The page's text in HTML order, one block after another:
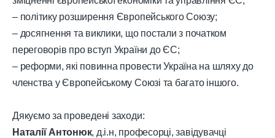
– політику розширення Європейського Союзу;
– досягнення та виклики, що постали з початком
переговорів про вступ України до ЄС;
– реформи, які повинна провести Україна на шляху до
членства у Європейському Союзі та багато іншого.
Дякуємо за проведені заходи:
Наталії Антонюк, д.і.н, професорці, завідувачці